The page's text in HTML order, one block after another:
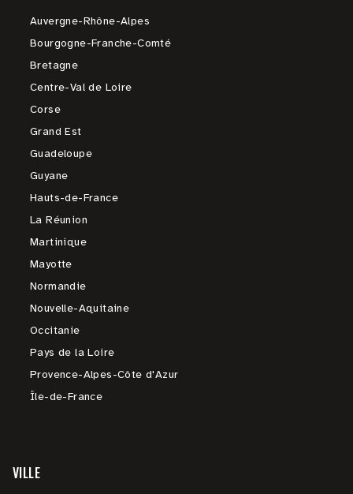
Auvergne-Rhône-Alpes
Bourgogne-Franche-Comté
Bretagne
Centre-Val de Loire
Corse
Grand Est
Guadeloupe
Guyane
Hauts-de-France
La Réunion
Martinique
Mayotte
Normandie
Nouvelle-Aquitaine
Occitanie
Pays de la Loire
Provence-Alpes-Côte d'Azur
Île-de-France
VILLE